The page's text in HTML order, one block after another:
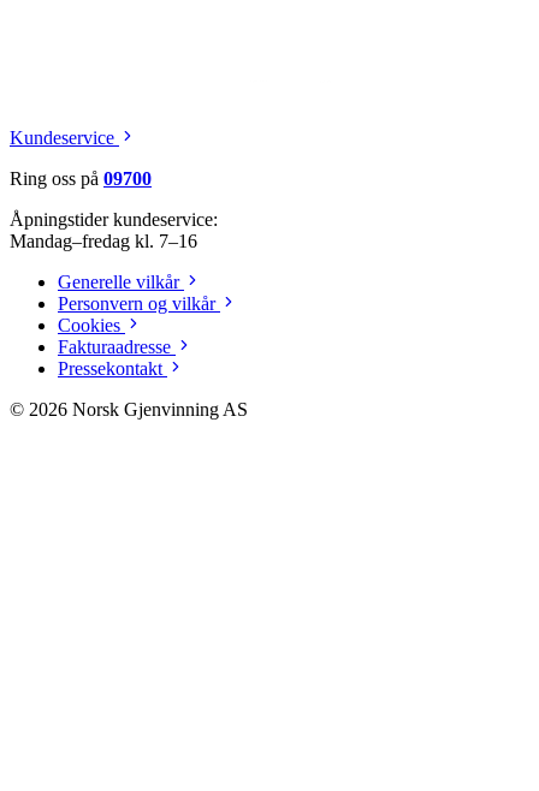
Kundeservice
Ring oss på 09700
Åpningstider kundeservice:
Mandag–fredag kl. 7–16
Generelle vilkår
Personvern og vilkår
Cookies
Fakturaadresse
Pressekontakt
© 2026 Norsk Gjenvinning AS